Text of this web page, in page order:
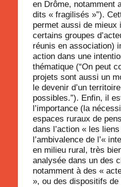
en Drôme, notamment
dits « fragilisés »”).
permet aussi de mieux
certains groupes
réunis en association)
action dans une
thématique (“On peut
projets sont aussi un
le devenir d’un territoir
possibles.”). Enfin, il
l’importance (la
espaces ruraux de
dans l’action « les liens
l’ambivalence de l’«
en milieu rural, très
analysée dans un des
notamment à des «
», ou des dispositifs de